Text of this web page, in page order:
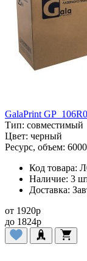
GalaPrint
Тип: совместимый
Цвет: черный
Ресурс, объем:
Код товара:
Наличие: 3
Доставка:
от 1920p
до 1824p